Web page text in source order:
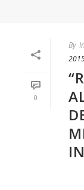
0
By In